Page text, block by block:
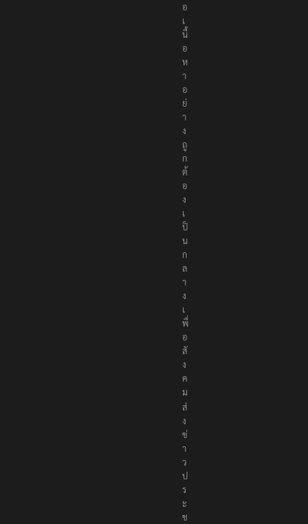
อ
เ
นื้
อ
ห
า
อ
ย่
า
ง
ถู
ก
ต้
อ
ง
เ
ป็
น
ก
ล
า
ง
เ
พื่
อ
สั
ง
ค
ม
ส่
ง
ข่
า
ว
ป
ร
ะ
ช